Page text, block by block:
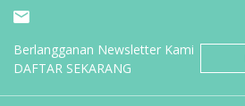
Berlangganan Newsletter Kami
DAFTAR SEKARANG